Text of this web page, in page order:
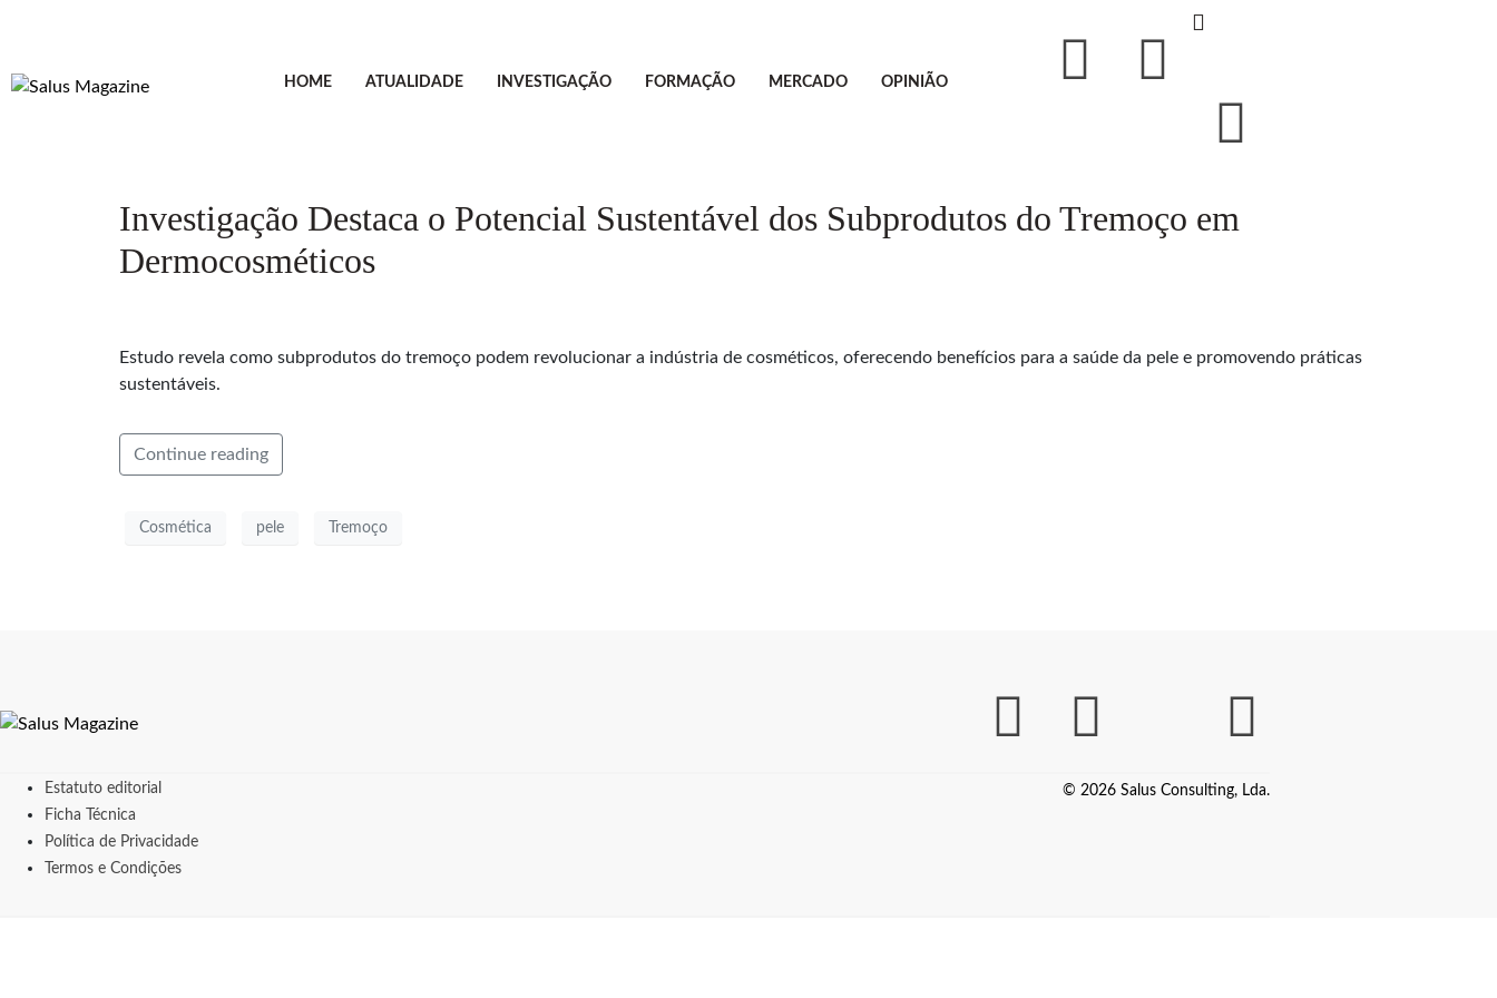
HOME ATUALIDADE INVESTIGAÇÃO FORMAÇÃO MERCADO OPINIÃO
Investigação Destaca o Potencial Sustentável dos Subprodutos do Tremoço em
Dermocosméticos
Estudo revela como subprodutos do tremoço podem revolucionar a indústria de cosméticos, oferecendo benefícios para a saúde da pele e promovendo práticas
sustentáveis.
Continue reading
Cosmética pele Tremoço
Estatuto editorial
Ficha Técnica
Política de Privacidade
Termos e Condições
© 2026 Salus Consulting, Lda.